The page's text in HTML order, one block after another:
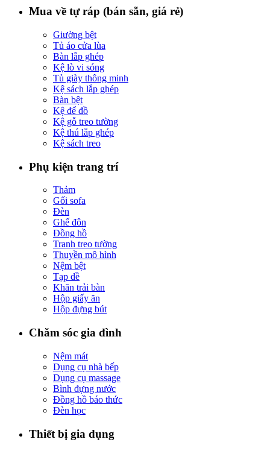
Mua về tự ráp (bán sẵn, giá rẻ)
Giường bệt
Tủ áo cửa lùa
Bàn lắp ghép
Kệ lò vi sóng
Tủ giày thông minh
Kệ sách lắp ghép
Bàn bệt
Kệ để đồ
Kệ gỗ treo tường
Kệ thú lắp ghép
Kệ sách treo
Phụ kiện trang trí
Thảm
Gối sofa
Đèn
Ghế đôn
Đồng hồ
Tranh treo tường
Thuyền mô hình
Nệm bệt
Tạp dề
Khăn trải bàn
Hộp giấy ăn
Hộp đựng bút
Chăm sóc gia đình
Nệm mát
Dụng cụ nhà bếp
Dụng cụ massage
Bình đựng nước
Đồng hồ báo thức
Đèn học
Thiết bị gia dụng